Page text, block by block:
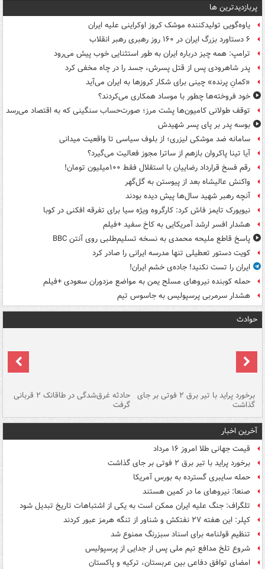
پربازدیدترین ها
یاوه‌گویی تولیدکننده موشک کروز اوکراینی علیه ایران
۶ دستاورد بزرگ ایران در ۱۶۰ روز رهبری رهبر انقلاب
ترامپ: همه چیز درباره ایران به طور استثنایی خوب پیش می‌رود
پدر شاهرودی پس از قتل پسرش، جسد را در چاه مخفی کرد
«کمانِ پرنده» چینی برای شکار کروزها به ایران می‌آید
خود فروخته‌ها چطور با موساد همکاری می‌کردند؟
توقف طولانی کامیون‌ها پشت مرز؛ صورت‌حساب سنگینی که به اقتصاد می‌رسد
بوسه‌ پدر بر پای پسر شهیدش
سامانه ضد موشکی لیزری؛ از بلوف سیاسی تا واقعیت میدانی
آیا تینا پاکروان بازهم از ساترا مجوز فعالیت می‌گیرد؟
رقم فسخ قرارداد رضاییان با استقلال فقط ۱۰۰میلیون تومان!
واکنش عالیشاه بعد از پیوستن به گل‌گهر
آنچه رهبر شهید سال‌ها پیش دیده بودند
نیویورک تایمز فاش کرد: کارگروه ویژه سیا برای تفرقه افکنی در کوبا
هشدار افسر ارشد آمریکایی به کاخ سفید +فیلم
پاسخ قاطع ملیحه محمدی به نسخه تسلیم‌طلبی روی آنتن BBC
کویت دستور تعطیلی تنها مدرسه ایرانی را صادر کرد
ایران را تست نکنید! جاده‌ی خشم ایران!
حمله کوبنده نیروهای مسلح یمن به مواضع مزدوران سعودی +فیلم
هشدار سرمربی پرسپولیس به جاسوس تیم
حوادث
برخورد پراید با تیر برق ۲ فوتی بر جای
گذاشت
حادثه غرق‌شدگی در طاقانک ۲ قربانی
گرفت
آخرین اخبار
قیمت جهانی طلا امروز ۱۶ مرداد
برخورد پراید با تیر برق ۲ فوتی بر جای گذاشت
حمله سایبری گسترده به بورس آمریکا
صنعا: نیروهای ما در کمین‌ هستند
تلگراف: جنگ علیه ایران ممکن است به یکی از اشتباهات تاریخ تبدیل شود
کپلر: این هفته ۲۷ نفتکش و شناور از تنگه هرمز عبور کردند
تنظیم قولنامه برای اسناد سبزرنگ ممنوع شد
شروع تلخ مدافع تیم ملی پس از جدایی از پرسپولیس
امضای توافق دفاعی بین عربستان، ترکیه و پاکستان